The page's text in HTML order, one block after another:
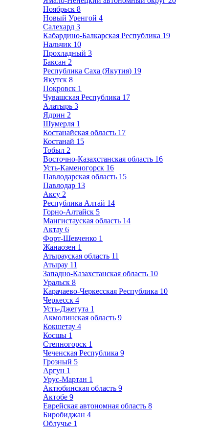
Ноябрьск 8
Новый Уренгой 4
Салехард 3
Кабардино-Балкарская Республика 19
Нальчик 10
Прохладный 3
Баксан 2
Республика Саха (Якутия) 19
Якутск 8
Покровск 1
Чувашская Республика 17
Алатырь 3
Ядрин 2
Шумерля 1
Костанайская область 17
Костанай 15
Тобыл 2
Восточно-Казахстанская область 16
Усть-Каменогорск 16
Павлодарская область 15
Павлодар 13
Аксу 2
Республика Алтай 14
Горно-Алтайск 5
Мангистауская область 14
Актау 6
Форт-Шевченко 1
Жанаозен 1
Атырауская область 11
Атырау 11
Западно-Казахстанская область 10
Уральск 8
Карачаево-Черкесская Республика 10
Черкесск 4
Усть-Джегута 1
Акмолинская область 9
Кокшетау 4
Косшы 1
Степногорск 1
Чеченская Республика 9
Грозный 5
Аргун 1
Урус-Мартан 1
Актюбинская область 9
Актобе 9
Еврейская автономная область 8
Биробиджан 4
Облучье 1